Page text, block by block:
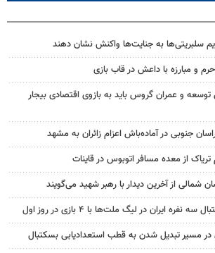
سلبریتی‌ها به جنایت‌ها واکنش نشان دهند
و مبارزه با داعش در قاب بازی
توسعه و عمران گروس باید به بازوی اقتصادی بیجار
شمالی از آخرین دیدار با رهبر شهید می‌گویند
نفره ایران در لیگ ملت‌ها با ۴ بازی در روز اول
در مسیر تبدیل شدن به قطب استعدادیابی بسکتبال